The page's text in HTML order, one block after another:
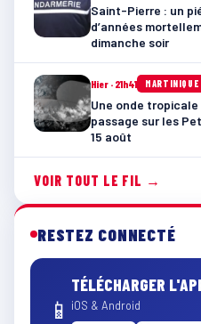
Saint-Pierre : un
d’années
dimanche soir
Hier · 21h41 MARTINIQUE
Une onde
passage sur les
15 août
VOIR TOUT LE FIL →
RESTEZ CONNECTÉ
📱
TÉLÉCHARGER
iOS & Android